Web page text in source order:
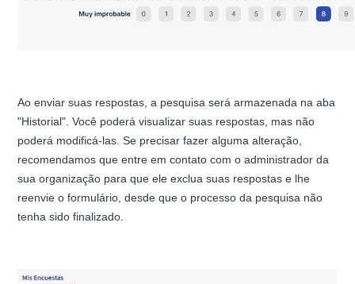
Ao enviar suas respostas, a pesquisa será armazenada na aba
"Historial". Você poderá visualizar suas respostas, mas não
poderá modificá-las. Se precisar fazer alguma alteração,
recomendamos que entre em contato com o administrador da
sua organização para que ele exclua suas respostas e lhe
reenvie o formulário, desde que o processo da pesquisa não
tenha sido finalizado.